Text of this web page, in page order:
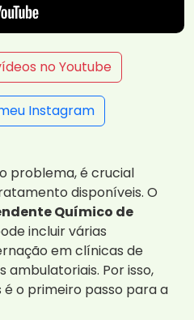
no Youtube
Instagram
problema, é crucial
disponíveis. O
Químico de
incluir várias
em clínicas de
Por isso,
o primeiro passo para a